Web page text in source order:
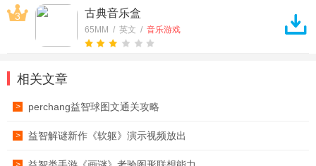
3 古典音乐盒
65MM / 英文 / 音乐游戏
相关文章
> perchang益智球图文通关攻略
> 益智解谜新作《软躯》演示视频放出